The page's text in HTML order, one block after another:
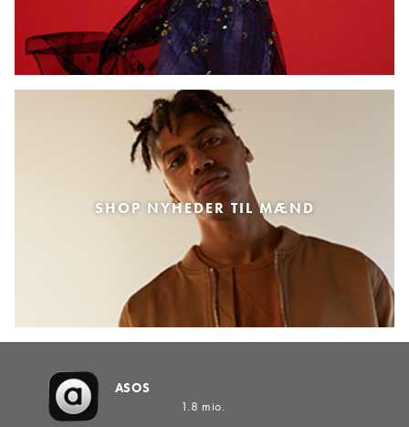
SHOP NYHEDER TIL MÆND
ASOS
1.8 mio.